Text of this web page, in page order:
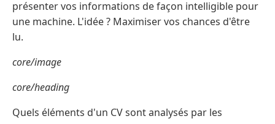
présenter vos informations de façon intelligible pour
une machine. L'idée ? Maximiser vos chances d'être
lu.
core/image
core/heading
Quels éléments d'un CV sont analysés par les